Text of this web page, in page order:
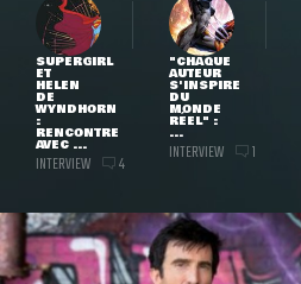
SUPERGIRL
ET
HELEN
DE
WYNDHORN
:
RENCONTRE
AVEC ...
INTERVIEW 4
"CHAQUE
AUTEUR
S'INSPIRE
DU
MONDE
RÉEL" :
...
INTERVIEW 1